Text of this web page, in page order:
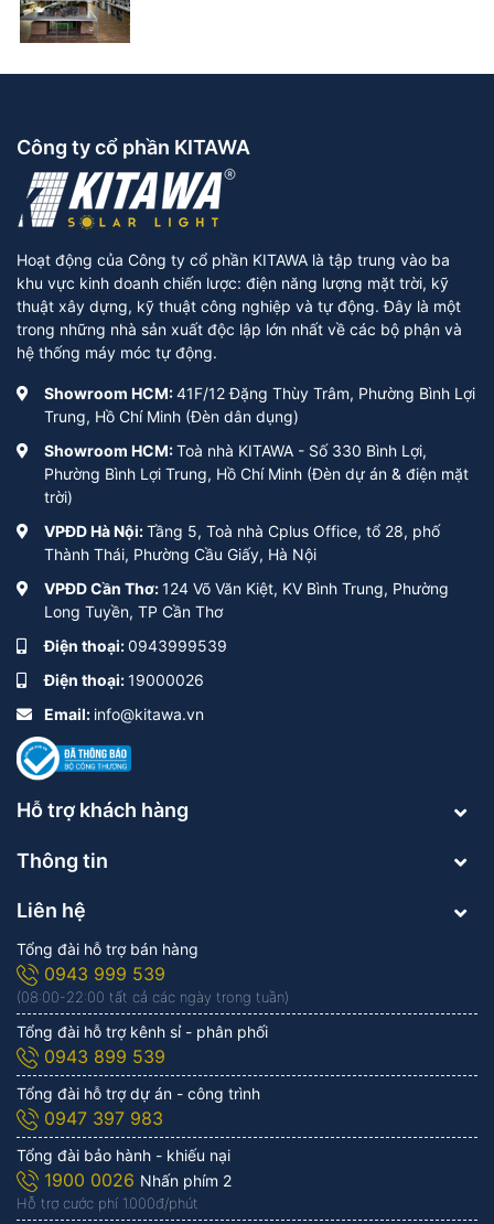
Công ty cổ phần KITAWA
Hoạt động của Công ty cổ phần KITAWA là tập trung vào ba
khu vực kinh doanh chiến lược: điện năng lượng mặt trời, kỹ
thuật xây dựng, kỹ thuật công nghiệp và tự động. Đây là một
trong những nhà sản xuất độc lập lớn nhất về các bộ phận và
hệ thống máy móc tự động.
Showroom HCM:41F/12 Đặng Thùy Trâm, Phường Bình Lợi
Trung, Hồ Chí Minh (Đèn dân dụng)
Showroom HCM:Toà nhà KITAWA - Số 330 Bình Lợi,
Phường Bình Lợi Trung, Hồ Chí Minh (Đèn dự án & điện mặt
trời)
VPĐD Hà Nội:Tầng 5, Toà nhà Cplus Office, tổ 28, phố
Thành Thái, Phường Cầu Giấy, Hà Nội
VPĐD Cần Thơ:124 Võ Văn Kiệt, KV Bình Trung, Phường
Long Tuyền, TP Cần Thơ
Điện thoại:0943999539
Điện thoại:19000026
Email: info@kitawa.vn
Hỗ trợ khách hàng
Thông tin
Liên hệ
Tổng đài hỗ trợ bán hàng
0943 999 539
(08:00-22:00 tất cả các ngày trong tuần)
Tổng đài hỗ trợ kênh sỉ - phân phối
0943 899 539
Tổng đài hỗ trợ dự án - công trình
0947 397 983
Tổng đài bảo hành - khiếu nại
1900 0026 Nhấn phím 2
Hỗ trợ cước phí 1.000đ/phút